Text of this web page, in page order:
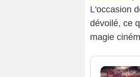
L'occasion
dévoilé, ce
magie